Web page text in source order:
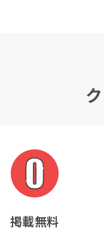
掲載無料